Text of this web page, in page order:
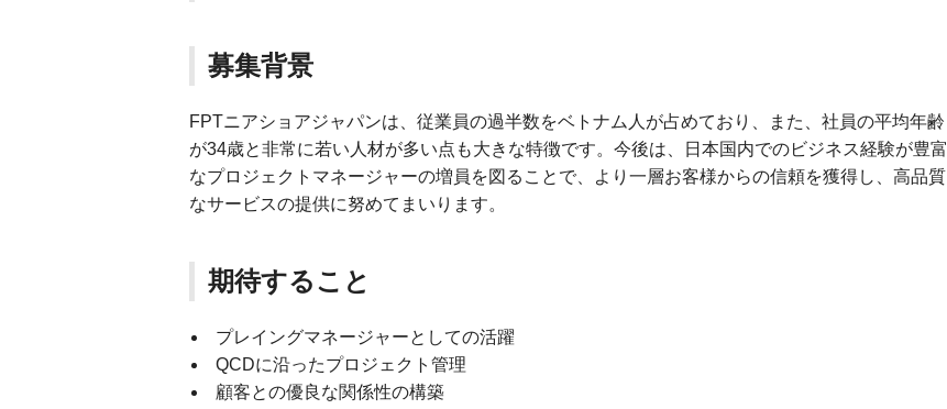
募集背景
FPTニアショアジャパンは、従業員の過半数をベトナム人が占めており、また、社員の平均年齢
が34歳と非常に若い人材が多い点も大きな特徴です。今後は、日本国内でのビジネス経験が豊富
なプロジェクトマネージャーの増員を図ることで、より一層お客様からの信頼を獲得し、高品質
なサービスの提供に努めてまいります。
期待すること
プレイングマネージャーとしての活躍
QCDに沿ったプロジェクト管理
顧客との優良な関係性の構築